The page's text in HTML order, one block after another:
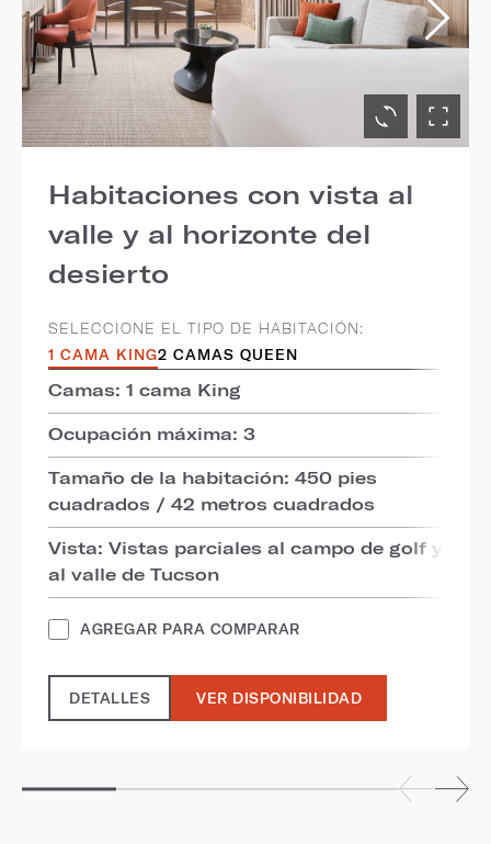
Habitaciones con vista al
valle y al horizonte del
desierto
SELECCIONE EL TIPO DE HABITACIÓN:
1 CAMA KING2 CAMAS QUEEN
Camas: 1 cama King
Ocupación máxima: 3
Tamaño de la habitación: 450 pies
cuadrados / 42 metros cuadrados
Vista: Vistas parciales al campo de golf y
al valle de Tucson
AGREGAR PARA COMPARAR
DETALLES VER DISPONIBILIDAD